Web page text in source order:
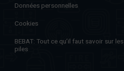
Données personnelles
Cookies
BEBAT: Tout ce qu’il faut savoir sur les
piles